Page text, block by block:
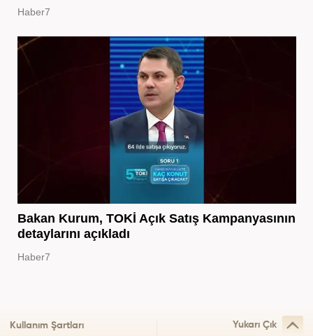
Haber7
Bakan Kurum, TOKİ Açık Satış Kampanyasının
detaylarını açıkladı
Haber7
Kullanım Şartları Yukarı Çık